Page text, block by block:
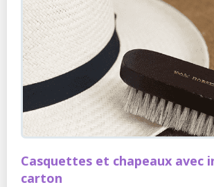
Casquettes et chapeaux avec
carton